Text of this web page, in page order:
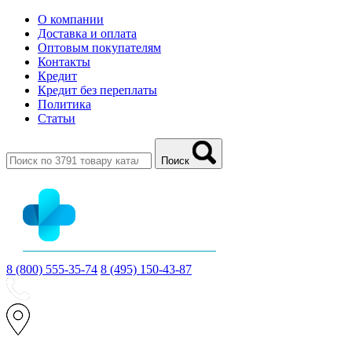
О компании
Доставка и оплата
Оптовым покупателям
Контакты
Кредит
Кредит без переплаты
Политика
Статьи
Поиск
8 (800) 555-35-74 8 (495) 150-43-87